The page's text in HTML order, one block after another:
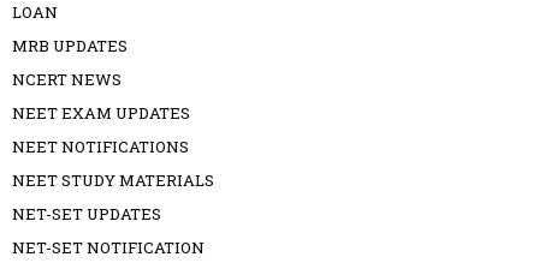
LOAN
MRB UPDATES
NCERT NEWS
NEET EXAM UPDATES
NEET NOTIFICATIONS
NEET STUDY MATERIALS
NET-SET UPDATES
NET-SET NOTIFICATION